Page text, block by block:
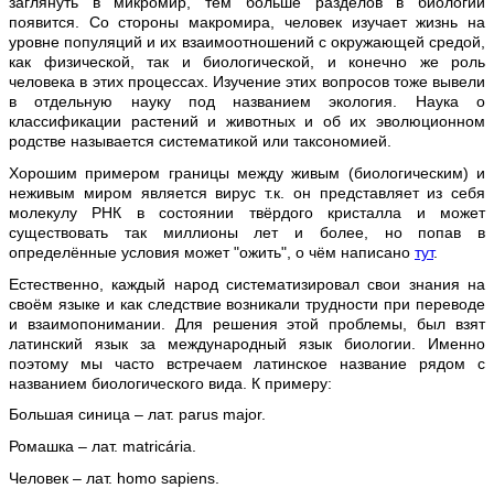
появится. Со стороны макромира, человек изучает жизнь на
уровне популяций и их взаимоотношений с окружающей средой,
как физической, так и биологической, и конечно же роль
человека в этих процессах. Изучение этих вопросов тоже вывели
в отдельную науку под названием экология. Наука о
классификации растений и животных и об их эволюционном
родстве называется систематикой или таксономией.
Хорошим примером границы между живым (биологическим) и
неживым миром является вирус т.к. он представляет из себя
молекулу РНК в состоянии твёрдого кристалла и может
существовать так миллионы лет и более, но попав в
определённые условия может "ожить", о чём написано тут.
Естественно, каждый народ систематизировал свои знания на
своём языке и как следствие возникали трудности при переводе
и взаимопонимании. Для решения этой проблемы, был взят
латинский язык за международный язык биологии. Именно
поэтому мы часто встречаем латинское название рядом с
названием биологического вида. К примеру:
Большая синица – лат. parus major.
Ромашка – лат. matricária.
Человек – лат. homo sapiens.